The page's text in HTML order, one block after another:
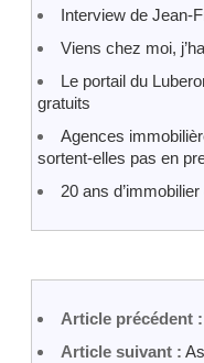
Interview de Jean-
Viens chez moi,
Le portail du
gratuits
Agences
sortent-elles pas en
20 ans
Article précédent :
Article suivant :